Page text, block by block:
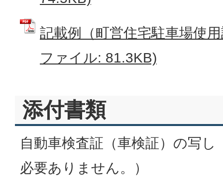
記載例（町営住宅駐車場使
ファイル: 81.3KB)
添付書類
自動車検査証（車検証）の写し
必要ありません。）